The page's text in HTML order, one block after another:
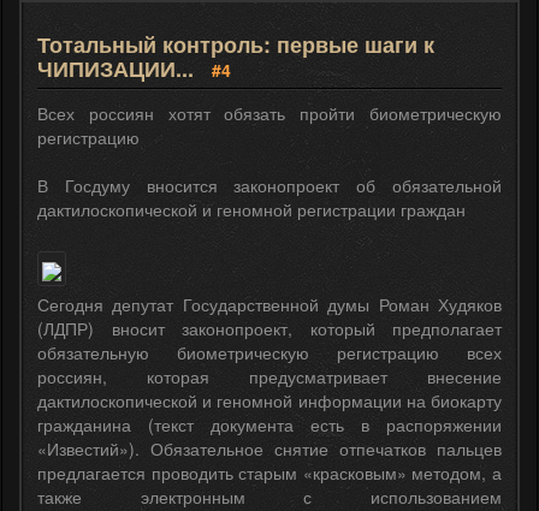
Тотальный контроль: первые шаги к
ЧИПИЗАЦИИ...
#4
Всех россиян хотят обязать пройти биометрическую
регистрацию
В Госдуму вносится законопроект об обязательной
дактилоскопической и геномной регистрации граждан
Сегодня депутат Государственной думы Роман Худяков
(ЛДПР) вносит законопроект, который предполагает
обязательную биометрическую регистрацию всех
россиян, которая предусматривает внесение
дактилоскопической и геномной информации на биокарту
гражданина (текст документа есть в распоряжении
«Известий»). Обязательное снятие отпечатков пальцев
предлагается проводить старым «красковым» методом, а
также электронным с использованием